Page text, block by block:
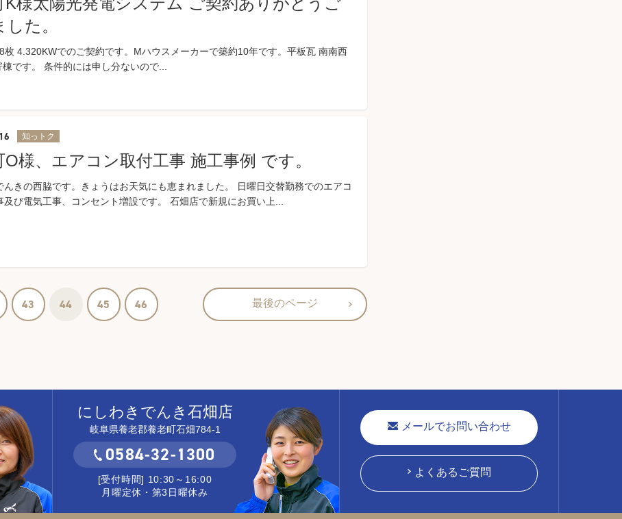
た。
枚 4.320KWでのご契約です。Mハウスメーカーで築約10年です。平板瓦 南南西
です。 条件的には申し分ないので...
知っトク
O様、エアコン取付工事 施工事例 です。
んきの西脇です。きょうはお天気にも恵まれました。 日曜日交替勤務でのエアコ
及び電気工事、コンセント増設です。 石畑店で新規にお買い上...
43 44 45 46 最後のページ
にしわきでんき石畑店
岐阜県養老郡養老町石畑784-1
0584-32-1300
[受付時間] 10:30～16:00
月曜定休・第3日曜休み
メールでお問い合わせ
よくあるご質問